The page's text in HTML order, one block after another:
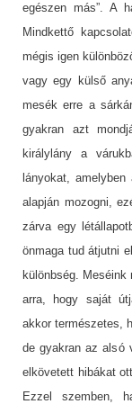
egészen más”. A
Mindkettő
mégis igen
vagy egy külső
mesék erre a
gyakran azt
királylány a
lányokat,
alapján mozogni,
zárva egy
önmaga tud átjutni
különbség.
arra, hogy saját
akkor természetes,
de gyakran az alsó
elkövetett hibákat
Ezzel szemben,